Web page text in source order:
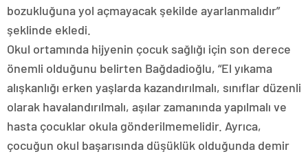
bozukluğuna yol açmayacak şekilde ayarlanmalıdır”
şeklinde ekledi.
Okul ortamında hijyenin çocuk sağlığı için son derece
önemli olduğunu belirten Bağdadioğlu, “El yıkama
alışkanlığı erken yaşlarda kazandırılmalı, sınıflar düzenli
olarak havalandırılmalı, aşılar zamanında yapılmalı ve
hasta çocuklar okula gönderilmemelidir. Ayrıca,
çocuğun okul başarısında düşüklük olduğunda demir